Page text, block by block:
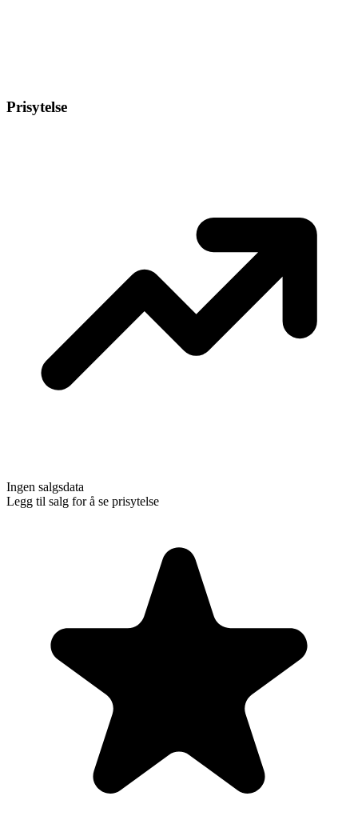
Prisytelse
Ingen salgsdata
Legg til salg for å se prisytelse